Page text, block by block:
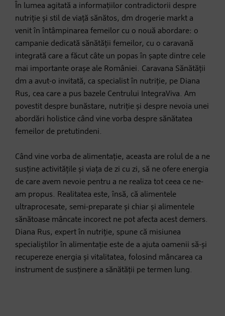
În lumea agitată a informațiilor contradictorii despre
nutriție și stil de viață sănătos, dm drogerie markt a
venit în întâmpinarea femeilor cu o nouă abordare: o
campanie dedicată sănătății femeilor, cu o caravană
integrată care a făcut câte un popas în șapte dintre cele
mai importante orașe ale României. Caravana Sănătății
dm a avut-o invitată, ca specialist în nutriție, pe Diana
Rus, cea care a pus bazele Centrului IntegraViva. Am
povestit despre bunăstare, nutriție și despre nevoia unei
abordări holistice când vine vorba despre sănătatea
femeilor de pretutindeni.
Când vine vorba de alimentație, aceasta are rolul de a ne
susține activitățile și viața de zi cu zi, să ne ofere energia
de care avem nevoie pentru a ne realiza tot ceea ce ne-
am propus. Realitatea este, însă, că alimentele
ultraprocesate, semi-preparate și chiar și alimentele
sănătoase mâncate incorect ne pot afecta acest demers.
Diana Rus, expert în nutriție, spune că misiunea
specialiștilor în alimentație este de a ajuta oamenii să-și
recupereze energia și vitalitatea, folosind mâncarea ca
instrument de susținere a sănătății pe termen lung.